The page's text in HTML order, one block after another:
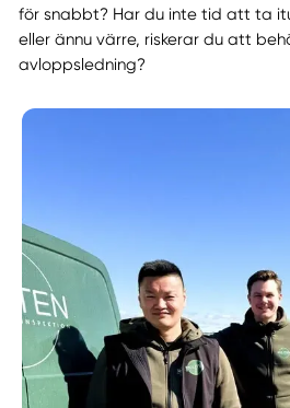
för snabbt? Har du inte tid att ta
eller ännu värre, riskerar du att
avloppsledning?